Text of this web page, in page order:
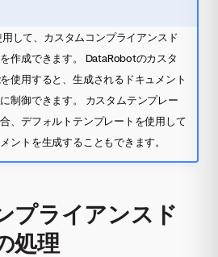
用して、カスタムコンプライアンスド
作成できます。 DataRobotのカスタ
使用すると、生成されるドキュメント
制御できます。 カスタムテンプレー
、デフォルトテンプレートを使用して
ントを生成することもできます。
プライアンスド
処理